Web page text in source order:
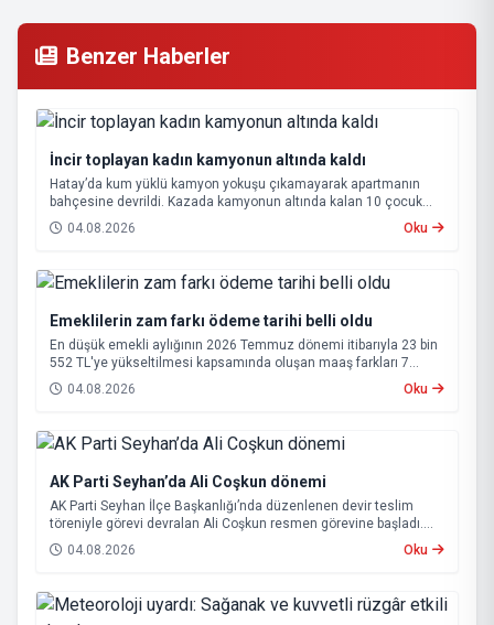
Benzer Haberler
İncir toplayan kadın kamyonun altında kaldı
Hatay’da kum yüklü kamyon yokuşu çıkamayarak apartmanın
bahçesine devrildi. Kazada kamyonun altında kalan 10 çocuk
annesi 65 yaşındaki kadın hayatını kaybetti.
04.08.2026 Oku
Emeklilerin zam farkı ödeme tarihi belli oldu
En düşük emekli aylığının 2026 Temmuz dönemi itibarıyla 23 bin
552 TL'ye yükseltilmesi kapsamında oluşan maaş farkları 7
Ağustos 2026 tarihinde hesaplara yatırılacak.
04.08.2026 Oku
AK Parti Seyhan’da Ali Coşkun dönemi
AK Parti Seyhan İlçe Başkanlığı’nda düzenlenen devir teslim
töreniyle görevi devralan Ali Coşkun resmen görevine başladı.
Hizmet vurgusu yapan Coşkun, “AK Partili olmak, bu ülkenin her
metrekaresine sevdalı olmaktır” dedi.
04.08.2026 Oku